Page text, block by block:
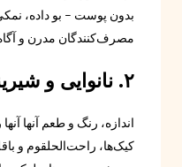
بدون پوست – بو داده،
مصرف‌کنندگان مدرن و
۲. نانوایی و شیرینی‌پزی
اندازه، رنگ و طعم آنها
کیک‌ها، راحت‌الحلقوم و